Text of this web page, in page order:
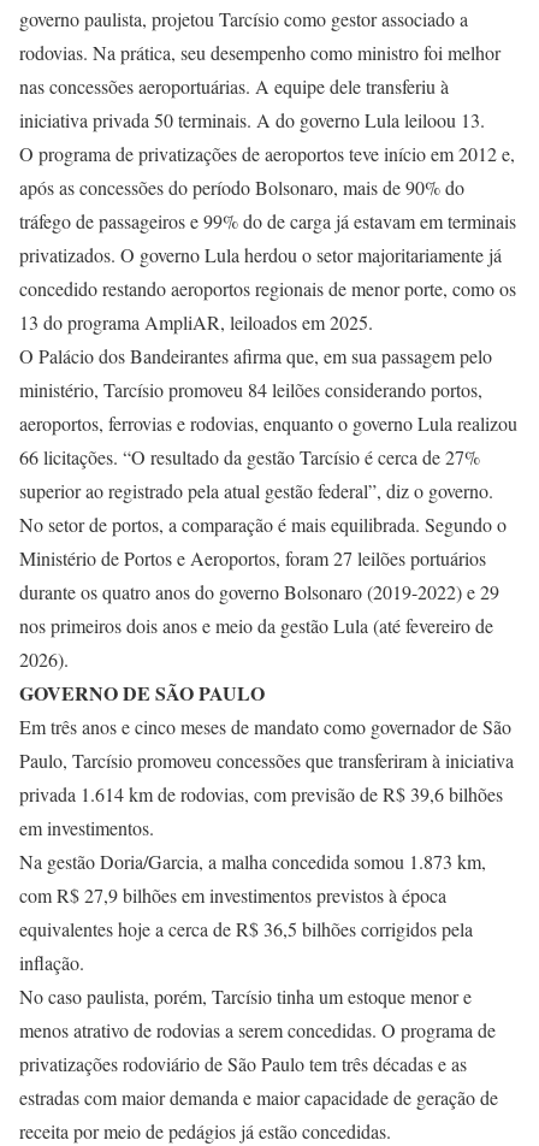
governo paulista, projetou Tarcísio como gestor associado a
rodovias. Na prática, seu desempenho como ministro foi melhor
nas concessões aeroportuárias. A equipe dele transferiu à
iniciativa privada 50 terminais. A do governo Lula leiloou 13.
O programa de privatizações de aeroportos teve início em 2012 e,
após as concessões do período Bolsonaro, mais de 90% do
tráfego de passageiros e 99% do de carga já estavam em terminais
privatizados. O governo Lula herdou o setor majoritariamente já
concedido restando aeroportos regionais de menor porte, como os
13 do programa AmpliAR, leiloados em 2025.
O Palácio dos Bandeirantes afirma que, em sua passagem pelo
ministério, Tarcísio promoveu 84 leilões considerando portos,
aeroportos, ferrovias e rodovias, enquanto o governo Lula realizou
66 licitações. “O resultado da gestão Tarcísio é cerca de 27%
superior ao registrado pela atual gestão federal”, diz o governo.
No setor de portos, a comparação é mais equilibrada. Segundo o
Ministério de Portos e Aeroportos, foram 27 leilões portuários
durante os quatro anos do governo Bolsonaro (2019-2022) e 29
nos primeiros dois anos e meio da gestão Lula (até fevereiro de
2026).
GOVERNO DE SÃO PAULO
Em três anos e cinco meses de mandato como governador de São
Paulo, Tarcísio promoveu concessões que transferiram à iniciativa
privada 1.614 km de rodovias, com previsão de R$ 39,6 bilhões
em investimentos.
Na gestão Doria/Garcia, a malha concedida somou 1.873 km,
com R$ 27,9 bilhões em investimentos previstos à época
equivalentes hoje a cerca de R$ 36,5 bilhões corrigidos pela
inflação.
No caso paulista, porém, Tarcísio tinha um estoque menor e
menos atrativo de rodovias a serem concedidas. O programa de
privatizações rodoviário de São Paulo tem três décadas e as
estradas com maior demanda e maior capacidade de geração de
receita por meio de pedágios já estão concedidas.